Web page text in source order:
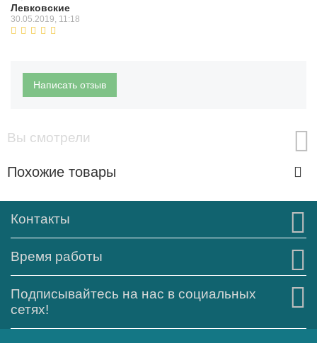
Левковские
30.05.2019, 11:18
Написать отзыв
Вы смотрели
Похожие товары
Контакты
Время работы
Подписывайтесь на нас в социальных
сетях!